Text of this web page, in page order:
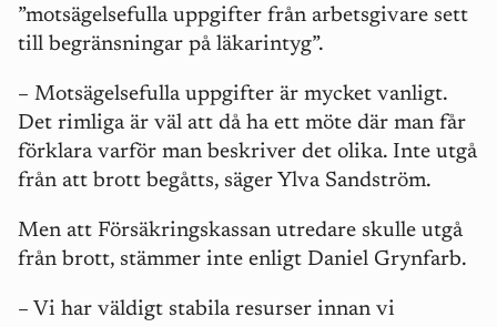
”motsägelsefulla uppgifter från arbetsgivare sett
till begränsningar på läkarintyg”.
– Motsägelsefulla uppgifter är mycket vanligt.
Det rimliga är väl att då ha ett möte där man får
förklara varför man beskriver det olika. Inte utgå
från att brott begåtts, säger Ylva Sandström.
Men att Försäkringskassan utredare skulle utgå
från brott, stämmer inte enligt Daniel Grynfarb.
– Vi har väldigt stabila resurser innan vi